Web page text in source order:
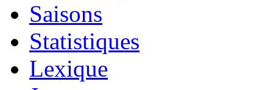
Saisons
Statistiques
Lexique